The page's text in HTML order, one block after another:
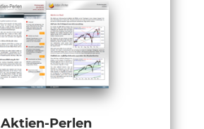
Aktien-Perlen